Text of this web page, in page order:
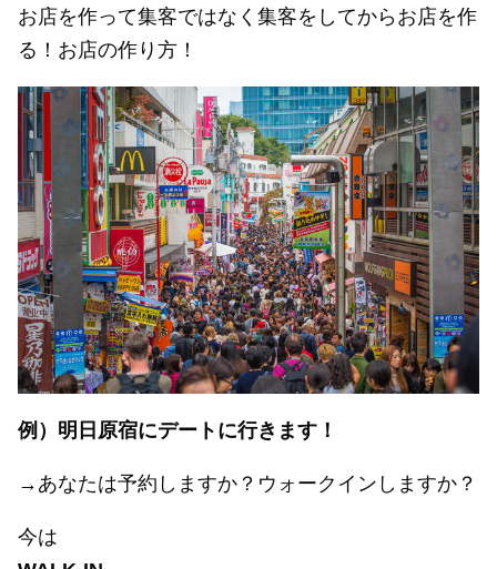
お店を作って集客ではなく集客をしてからお店を作
る！お店の作り方！
例）明日原宿にデートに行きます！
→あなたは予約しますか？ウォークインしますか？
今は